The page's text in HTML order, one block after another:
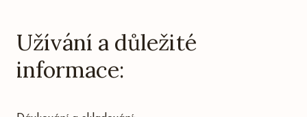
Užívání a důležité
informace: